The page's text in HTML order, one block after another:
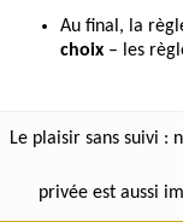
Au final, la
choix – les
Le plaisir sans suivi :
privée est aussi